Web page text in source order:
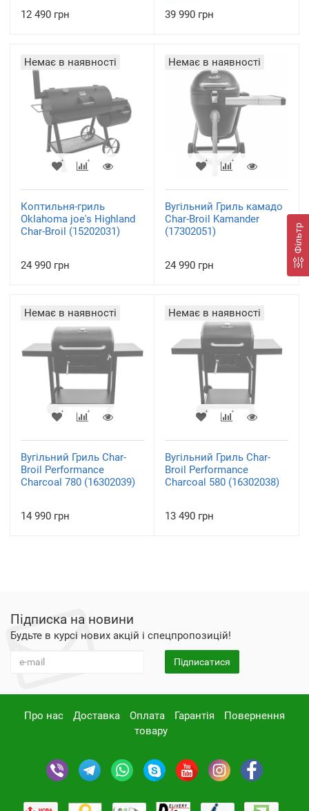
Фільтр
12 490 грн
39 990 грн
Немає в наявності
Коптильня-гриль
Oklahoma joe's Highland
Char-Broil (15202031)
24 990 грн
Немає в наявності
Вугільний Гриль камадо
Char-Broil Kamander
(17302051)
24 990 грн
Немає в наявності
Вугільний Гриль Char-
Broil Performance
Charcoal 780 (16302039)
14 990 грн
Немає в наявності
Вугільний Гриль Char-
Broil Performance
Charcoal 580 (16302038)
13 490 грн
Підписка на новини
Будьте в курсі нових акцій і спецпропозицій!
Підписатися
Про нас Доставка Оплата Гарантія
Повернення
товару